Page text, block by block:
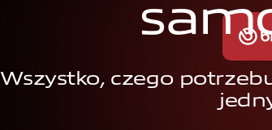
sam
Wszystko, czego